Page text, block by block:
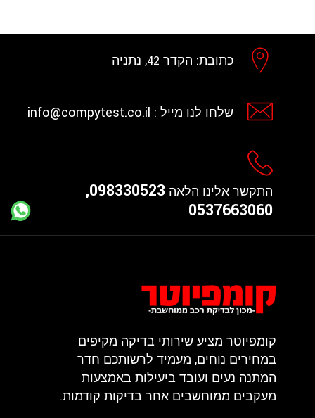
כתובת: הקדר 42, נתניה
שלחו לנו מייל : info@compytest.co.il
התקשר אלינו הלאה
098330523,
0537663060
קומפיוטר מציע שירותי בדיקה מקיפים
במחירים נוחים, מעמיד לרשותכם חדר
המתנה נעים ועובד ביעילות באמצעות
מעקבים ממוחשבים אחר בדיקות קודמות.